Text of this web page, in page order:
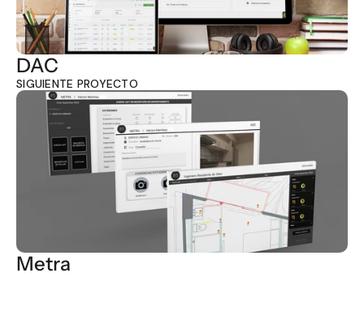
DAC
SIGUIENTE PROYECTO
Metra